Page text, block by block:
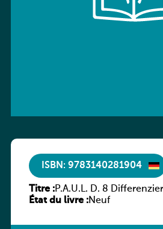
ISBN: 9783140281904
Titre :P.A.U.L. D. 8 Differenzierende Ausgabe
Luxemburg – Arbeitsheft
État du livre :Neuf